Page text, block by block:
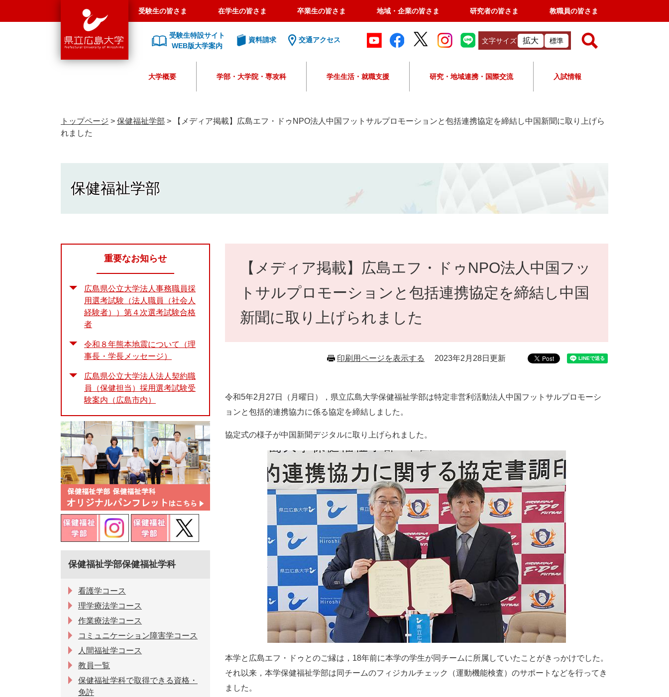
島
大
受験生の皆さま 在学生の皆さま 卒業生の皆さま 地域・企業の皆さま 研究者の皆さま 教職員の皆さま
受験生特設サイト
WEB版大学案内
資料請求 交通アクセス 文字サイズ 拡大 標準
o
カ
ム
索
大学概要 学部・大学院・専攻科 学生生活・就職支援 研究・地域連携・国際交流 入試情報
トップページ > 保健福祉学部 >
【メディア掲載】広島エフ・ドゥNPO法人中国フットサルプロモーションと包括連携協定を締結し中国新聞に取り上げら
れました
保健福祉学部
【メディア掲載】広島エフ・ドゥNPO法人中国フッ
トサルプロモーションと包括連携協定を締結し中国
新聞に取り上げられました
印刷用ページを表示する 2023年2月28日更新
令和5年2月27日（月曜日），県立広島大学保健福祉学部は特定非営利活動法人中国フットサルプロモーシ
ョンと包括的連携協力に係る協定を締結しました。
協定式の様子が中国新聞デジタルに取り上げられました。
本学と広島エフ・ドゥとのご縁は，18年前に本学の学生が同チームに所属していたことがきっかけでした。
それ以来，本学保健福祉学部は同チームのフィジカルチェック（運動機能検査）のサポートなどを行ってき
ました。
重要なお知らせ
広島県公立大学法人事務職員採
用選考試験（法人職員（社会人
経験者））第４次選考試験合格
者
令和８年熊本地震について（理
事長・学長メッセージ）
広島県公立大学法人法人契約職
員（保健担当）採用選考試験受
験案内（広島市内）
保健福祉学部保健福祉学科
看護学コース
理学療法学コース
作業療法学コース
コミュニケーション障害学コース
人間福祉学コース
教員一覧
保健福祉学科で取得できる資格・
免許